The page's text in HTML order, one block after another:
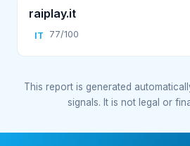
raiplay.it
IT 77/100
This report is generated
signals. It is not legal or